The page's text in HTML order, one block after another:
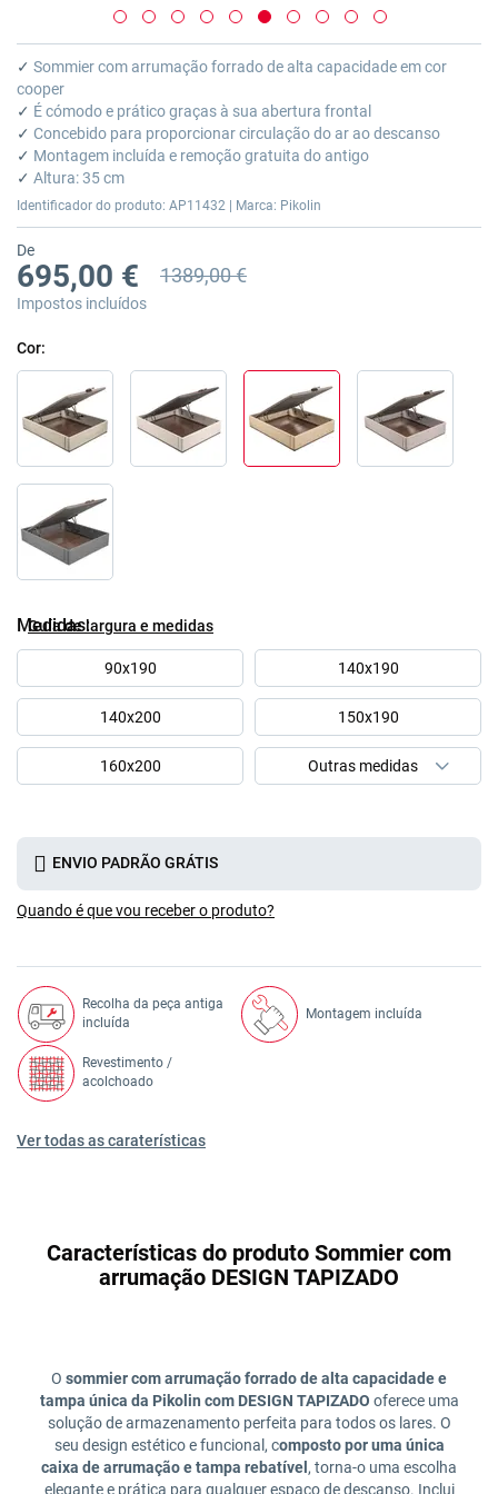
Saltar
para
o
início
da
Galeria
de
imagens
✓ Sommier com arrumação forrado de alta capacidade em cor
cooper
✓ É cómodo e prático graças à sua abertura frontal
✓ Concebido para proporcionar circulação do ar ao descanso
✓ Montagem incluída e remoção gratuita do antigo
✓ Altura: 35 cm
Identificador do produto: AP11432 | Marca: Pikolin
De
695,00 € Preço anterior
1389,00 €
Impostos incluídos
Cor
Guía de largura e medidas
Medidas
90x190 140x190
140x200 150x190
160x200
ENVIO PADRÃO GRÁTIS
Quando é que vou receber o produto?
Recolha da peça antiga
incluída
Montagem incluída
Revestimento /
acolchoado
Ver todas as caraterísticas
Características do produto Sommier com
arrumação DESIGN TAPIZADO
O sommier com arrumação forrado de alta capacidade e
tampa única da Pikolin com DESIGN TAPIZADO oferece uma
solução de armazenamento perfeita para todos os lares. O
seu design estético e funcional, composto por uma única
caixa de arrumação e tampa rebatível , torna-o uma escolha
elegante e prática para qualquer espaço de descanso. Inclui